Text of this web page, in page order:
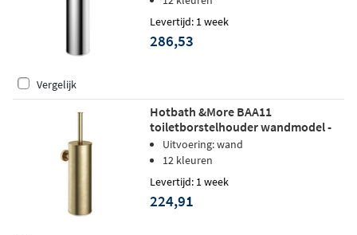
Levertijd: 1 week
286,53
Vergelijk
Hotbath &More BAA11
toiletborstelhouder wandmodel -
Geborsteld messing
Uitvoering: wand
12 kleuren
Levertijd: 1 week
224,91